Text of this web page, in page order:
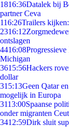
1816:36Datalek bij
partner Ceva
116:26Trailers
2316:12
ontslagen
4416:08
Michigan
3615:56Hackers
dollar
315:13Geen Qatar
mogelijk in Europa
3113:00Spaanse
onder migranten
3412:59Dirk sluit